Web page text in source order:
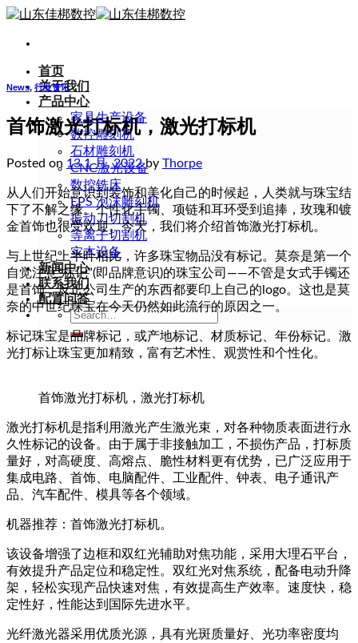
Skip
content
首页
关于我们
产品中心
家具生产设备
数控雕刻机
石材雕刻机
CNC激光设备
数控铣床
EPS 泡沫雕刻机
振动刀切割机
等离子切割机
实木设备
新闻中心
联系我们
配置问答
Search
for:
News, 行业资讯
首饰激光打标机，激光打标机
Posted on 13 1 月, 2022by Thorpe
从人们开始意识到装饰和美化自己的时候起，人类就与珠宝结
下了不解之缘。个性化手镯、项链和耳环受到追捧，玫瑰和镀
金首饰也很受欢迎。今天，我们将介绍首饰激光打标机。
与上世纪上半叶相比，许多珠宝物品没有标记。莫奈是第一个
自觉注意“标记”(即品牌意识)的珠宝公司——不管是女式手镯还
是首饰，反正公司生产的东西都要印上自己的logo。这也是莫
奈的中世纪珠宝在今天仍然如此流行的原因之一。
标记珠宝是品牌标记，或产地标记、材质标记、年份标记。激
光打标让珠宝更加精致，富有艺术性、观赏性和个性化。
首饰激光打标机，激光打标机
激光打标机是指利用激光产生激光束，对各种物质表面进行永
久性标记的设备。由于属于非接触加工，不损伤产品，打标质
量好，对高硬度、高熔点、脆性材料更有优势，已广泛应用于
集成电路、首饰、电脑配件、工业配件、钟表、电子通讯产
品、汽车配件、模具等各个领域。
机器推荐：首饰激光打标机。
该设备增强了边框和双红光辅助对焦功能，采用大理石平台，
有效提升产品定位和稳定性。双红光对焦系统，配备电动升降
架，轻松实现产品快速对焦，有效提高生产效率。速度快，稳
定性好，性能达到国际先进水平。
光纤激光器采用优质光源，具有光斑质量好、光功率密度均